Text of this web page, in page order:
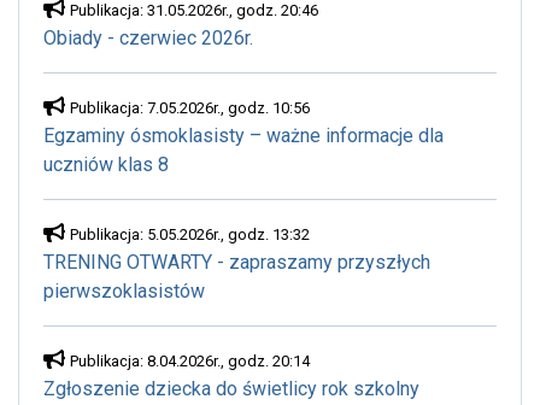
Publikacja: 31.05.2026r., godz. 20:46
Obiady - czerwiec 2026r.
Publikacja: 7.05.2026r., godz. 10:56
Egzaminy ósmoklasisty – ważne informacje dla
uczniów klas 8
Publikacja: 5.05.2026r., godz. 13:32
TRENING OTWARTY - zapraszamy przyszłych
pierwszoklasistów
Publikacja: 8.04.2026r., godz. 20:14
Zgłoszenie dziecka do świetlicy rok szkolny